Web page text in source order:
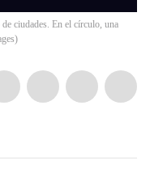
ciudades. En el círculo, una